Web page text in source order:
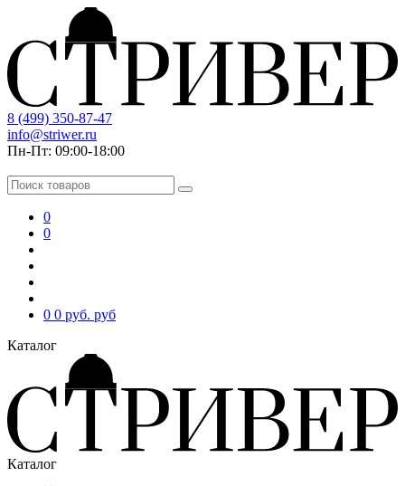
8 (499) 350-87-47
info@striwer.ru
Пн-Пт: 09:00-18:00
0
0
0 0 руб. руб
Каталог
Каталог